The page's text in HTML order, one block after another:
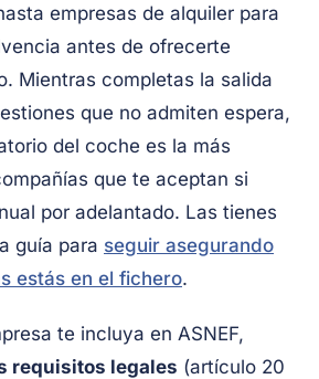
empresas de alquiler para
antes de ofrecerte
Mientras completas la salida
que no admiten espera,
del coche es la más
que te aceptan si
por adelantado. Las tienes
guía para seguir asegurando
estás en el fichero.
te incluya en ASNEF,
requisitos legales (artículo 20